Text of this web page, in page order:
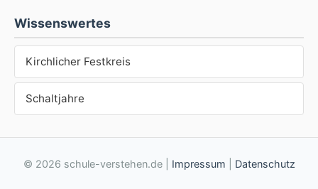
Wissenswertes
Kirchlicher Festkreis
Schaltjahre
© 2026 schule-verstehen.de | Impressum Datenschutz